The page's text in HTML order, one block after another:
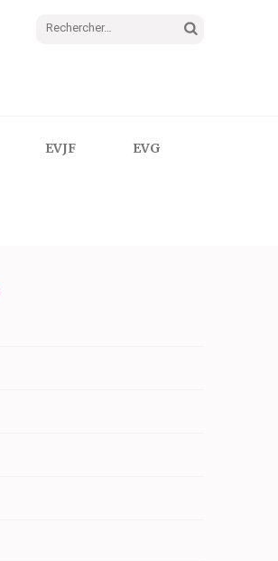
Rechercher :
EVJF EVG